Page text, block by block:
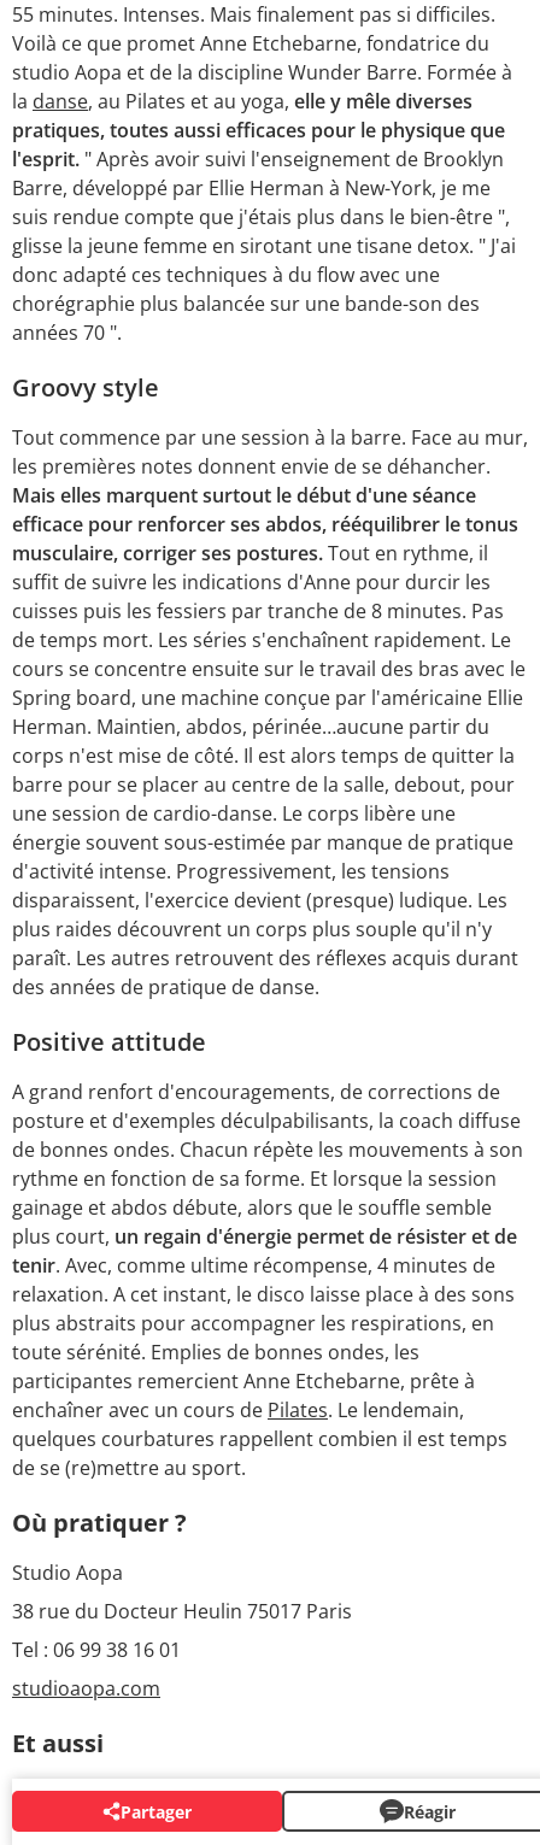
55 minutes. Intenses. Mais finalement pas si difficiles.
Voilà ce que promet Anne Etchebarne, fondatrice du
studio Aopa et de la discipline Wunder Barre. Formée à
la danse, au Pilates et au yoga, elle y mêle diverses
pratiques, toutes aussi efficaces pour le physique que
l'esprit. " Après avoir suivi l'enseignement de Brooklyn
Barre, développé par Ellie Herman à New-York, je me
suis rendue compte que j'étais plus dans le bien-être ",
glisse la jeune femme en sirotant une tisane detox. " J'ai
donc adapté ces techniques à du flow avec une
chorégraphie plus balancée sur une bande-son des
années 70 ".
Groovy style
Tout commence par une session à la barre. Face au mur,
les premières notes donnent envie de se déhancher.
Mais elles marquent surtout le début d'une séance
efficace pour renforcer ses abdos, rééquilibrer le tonus
musculaire, corriger ses postures.Tout en rythme, il
suffit de suivre les indications d'Anne pour durcir les
cuisses puis les fessiers par tranche de 8 minutes. Pas
de temps mort. Les séries s'enchaînent rapidement. Le
cours se concentre ensuite sur le travail des bras avec le
Spring board, une machine conçue par l'américaine Ellie
Herman. Maintien, abdos, périnée…aucune partir du
corps n'est mise de côté. Il est alors temps de quitter la
barre pour se placer au centre de la salle, debout, pour
une session de cardio-danse. Le corps libère une
énergie souvent sous-estimée par manque de pratique
d'activité intense. Progressivement, les tensions
disparaissent, l'exercice devient (presque) ludique. Les
plus raides découvrent un corps plus souple qu'il n'y
paraît. Les autres retrouvent des réflexes acquis durant
des années de pratique de danse.
Positive attitude
A grand renfort d'encouragements, de corrections de
posture et d'exemples déculpabilisants, la coach diffuse
de bonnes ondes. Chacun répète les mouvements à son
rythme en fonction de sa forme. Et lorsque la session
gainage et abdos débute, alors que le souffle semble
plus court, un regain d'énergie permet de résister et de
tenir. Avec, comme ultime récompense, 4 minutes de
relaxation. A cet instant, le disco laisse place à des sons
plus abstraits pour accompagner les respirations, en
toute sérénité. Emplies de bonnes ondes, les
participantes remercient Anne Etchebarne, prête à
enchaîner avec un cours de Pilates. Le lendemain,
quelques courbatures rappellent combien il est temps
de se (re)mettre au sport.
Où pratiquer ?
Studio Aopa
38 rue du Docteur Heulin 75017 Paris
Tel : 06 99 38 16 01
studioaopa.com
Et aussi
Partager Réagir
AUTOUR DU MÊME SUJET